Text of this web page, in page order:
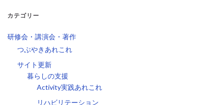
カテゴリー
研修会・講演会・著作
つぶやきあれこれ
サイト更新
暮らしの支援
Activity実践あれこれ
リハビリテーション